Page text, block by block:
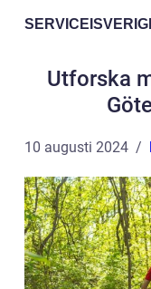
Utforska
10 augusti 2024